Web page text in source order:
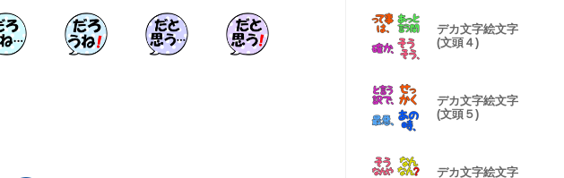
デカ文字絵文字
(文頭４)
デカ文字絵文字
(文頭５)
デカ文字絵文字